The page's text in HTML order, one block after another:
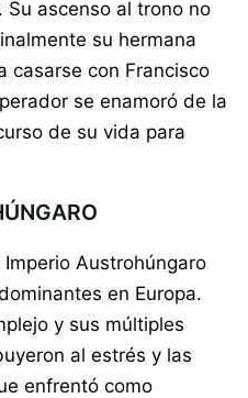
Su ascenso al trono no
su hermana
casarse con Francisco
se enamoró de la
de su vida para
Austrohúngaro
en Europa.
y sus múltiples
al estrés y las
enfrentó como